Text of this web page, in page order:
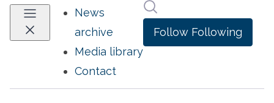
News
archive
Media library
Contact
Follow Following